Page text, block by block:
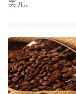
美元。